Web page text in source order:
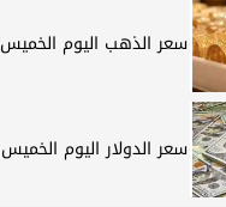
سعر الذهب اليوم الخميس 6 أغسطس 2026
سعر الدولار اليوم الخميس 6 أغسطس 2026